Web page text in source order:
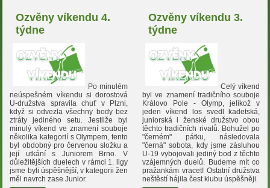
Ozvěny víkendu 4.
týdne
Po minulém
neúspešném víkendu si dorostová
U-družstva spravila chuť v Plzni,
když si odvezla všechny body bez
ztráty jediného setu. Jestliže byl
minulý víkend ve znamení souboje
několika kategorií s Olympem, tento
byl obdobný pro červenou složku a
její utkání s Juniorem Brno. V
důležitějších duelech v rámci 1. ligy
jsme byli úspěšnější, v kategorii žen
měl navrch zase Junior.
Ozvěny víkendu 3.
týdne
Celý víkend
byl ve znamení tradičního souboje
Královo Pole - Olymp, jelikož v
jeden víkend los svedl kadetská,
juniorská i ženské družstvo obou
těchto tradičních rivalů. Bohužel po
"černém" pátku, následovala
"černá" sobota, kdy jsme zásluhou
U-19 vybojovali jediný bod z těchto
vzájemných duelů. Budeme mít co
pražankám vracet! Ostatní družstva
neštěstí hájila čest klubu úspěšněji.